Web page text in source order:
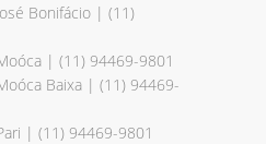
Bonifácio | (11)
| (11) 94469-9801
Baixa | (11) 94469-
| (11) 94469-9801